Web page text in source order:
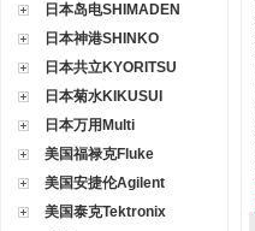
日本岛电SHIMADEN
日本神港SHINKO
日本共立KYORITSU
日本菊水KIKUSUI
日本万用Multi
美国福禄克Fluke
美国安捷伦Agilent
美国泰克Tektronix